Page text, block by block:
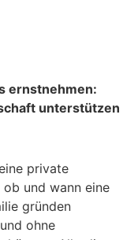
ernstnehmen:
unterstützen
private
und wann eine
gründen
ohne